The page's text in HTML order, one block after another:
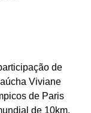
de
Viviane
de Paris
de 10km.